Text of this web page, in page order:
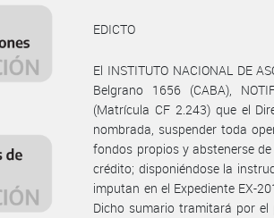
EDICTO
El INSTITUTO NACIONAL DE
Belgrano 1656 (CABA),
(Matrícula CF 2.243) que el
nombrada, suspender toda
fondos propios y abstenerse
crédito; disponiéndose la
imputan en el Expediente EX-
Dicho sumario tramitará por el